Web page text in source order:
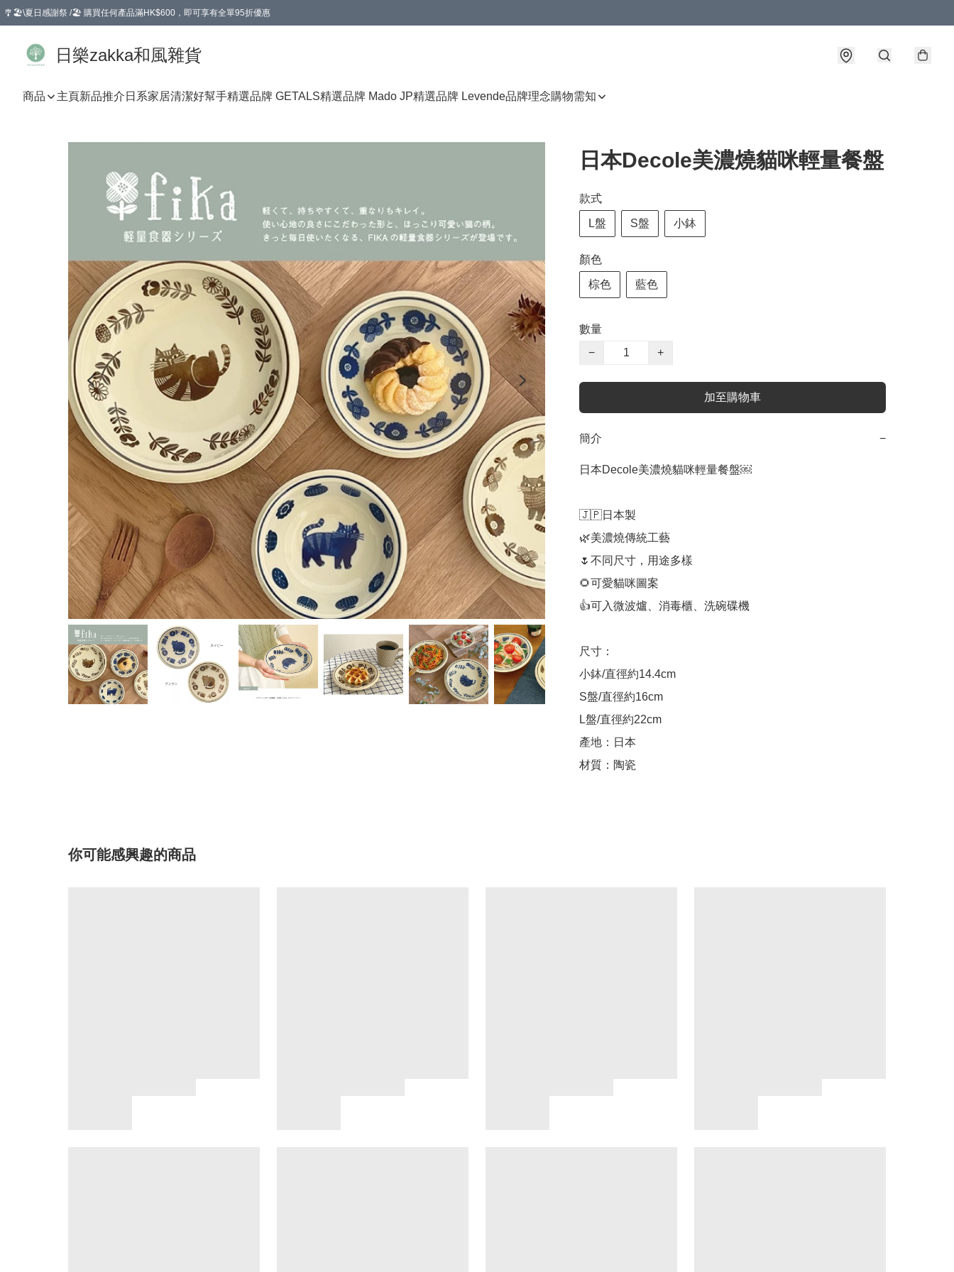
🎐🏖️\夏日感謝祭 /🏖️ 購買任何產品滿HK$600，即可享有全單95折優惠
日樂zakka和風雜貨
商品 主頁新品推介 日系家居清潔好幫手精選品牌 GETALS精選品牌 Mado JP精選品牌 Levende品牌理念購物需知
日本Decole美濃燒貓咪輕量餐盤
款式
L盤 S盤 小鉢
顏色
棕色 藍色
數量
−
+
加至購物車
簡介 −
日本Decole美濃燒貓咪輕量餐盤￼
🇯🇵日本製
🌿美濃燒傳統工藝
🌷不同尺寸，用途多樣
🌻可愛貓咪圖案
👍可入微波爐、消毒櫃、洗碗碟機
尺寸：
小鉢/直徑約14.4cm
S盤/直徑約16cm
L盤/直徑約22cm
產地：日本
材質：陶瓷
你可能感興趣的商品